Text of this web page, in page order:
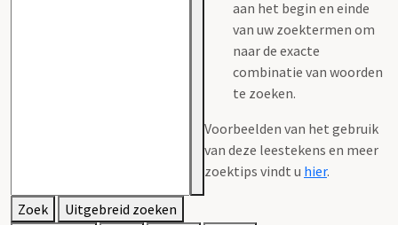
aan het begin en einde
van uw zoektermen om
naar de exacte
combinatie van woorden
te zoeken.
Voorbeelden van het gebruik
van deze leestekens en meer
zoektips vindt u hier.
Zoek
Uitgebreid zoeken